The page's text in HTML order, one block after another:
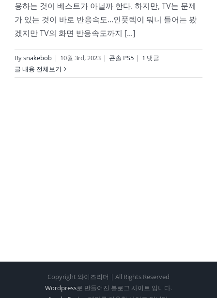
용하는 것이 베스트가 아닐까 한다. 하지만, TV는 문제
가 있는 것이 바로 반응속도...인풋렉이 뭐니 들어는 봤
겠지만 TV의 화면 반응속도까지 [...]
Bysnakebob | 10월 3rd, 2023 | 콘솔 PS5 | 1 댓글
글 내용 전체보기
Copyright 와이즈리더 | All Rights Reserved
Wordpress로 만들어진 블로그 사이트 입니다.